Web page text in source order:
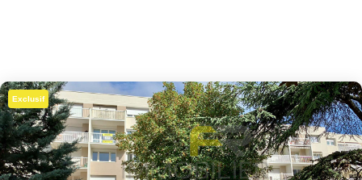
Exclusif